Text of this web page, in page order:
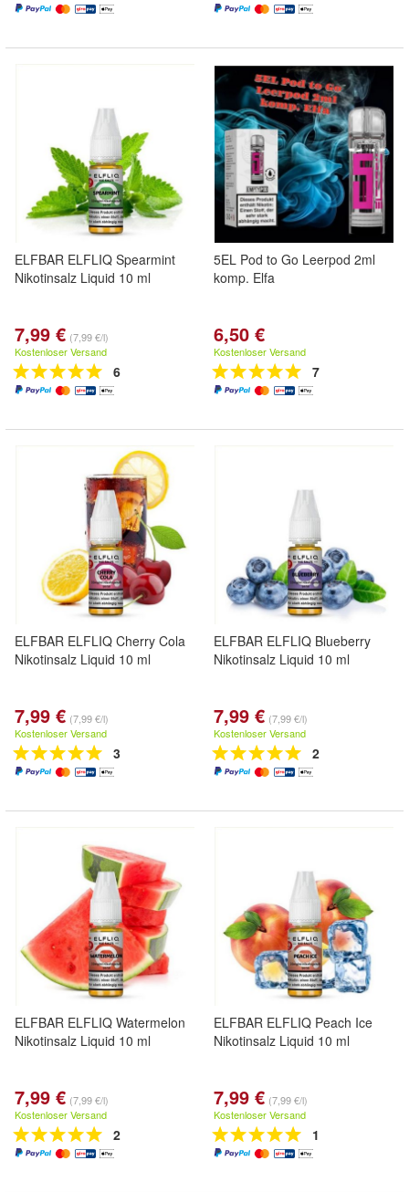
ELFBAR ELFLIQ Spearmint
Nikotinsalz Liquid 10 ml
7,99 € (7,99 €/l)
Kostenloser Versand
6
5EL Pod to Go Leerpod 2ml
komp. Elfa
6,50 €
Kostenloser Versand
7
ELFBAR ELFLIQ Cherry Cola
Nikotinsalz Liquid 10 ml
7,99 € (7,99 €/l)
Kostenloser Versand
3
ELFBAR ELFLIQ Blueberry
Nikotinsalz Liquid 10 ml
7,99 € (7,99 €/l)
Kostenloser Versand
2
ELFBAR ELFLIQ Watermelon
Nikotinsalz Liquid 10 ml
7,99 € (7,99 €/l)
Kostenloser Versand
2
ELFBAR ELFLIQ Peach Ice
Nikotinsalz Liquid 10 ml
7,99 € (7,99 €/l)
Kostenloser Versand
1